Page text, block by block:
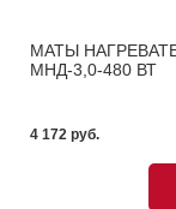
МАТЫ
МНД-3,0-480 ВТ
4 172 pуб.